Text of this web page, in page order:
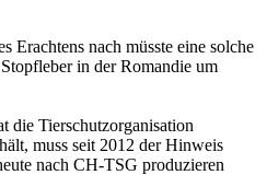
Erachtens nach müsste eine solche
in der Romandie um
die Tierschutzorganisation
muss seit 2012 der Hinweis
nach CH-TSG produzieren